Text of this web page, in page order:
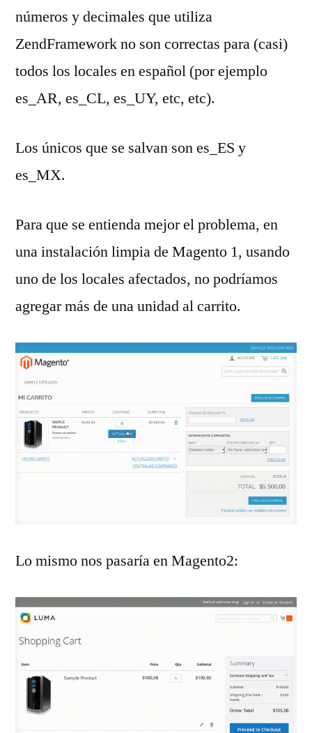
números y decimales que utiliza
ZendFramework no son correctas para (casi)
todos los locales en español (por ejemplo
es_AR, es_CL, es_UY, etc, etc).
Los únicos que se salvan son es_ES y
es_MX.
Para que se entienda mejor el problema, en
una instalación limpia de Magento 1, usando
uno de los locales afectados, no podríamos
agregar más de una unidad al carrito.
Lo mismo nos pasaría en Magento2: